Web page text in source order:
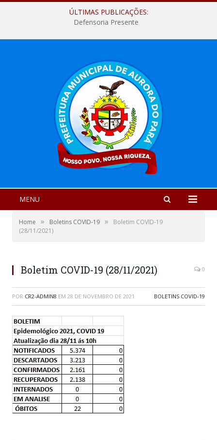
ÚLTIMAS PUBLICAÇÕES:
Defensoria Presente
MENU
Home » Boletins COVID-19 »
Boletim COVID-19
(28/11/2021)
Boletim COVID-19 (28/11/2021) 0
POR CR2-ADMIN8 EM 28 DE NOVEMBRO DE 2021 BOLETINS COVID-19